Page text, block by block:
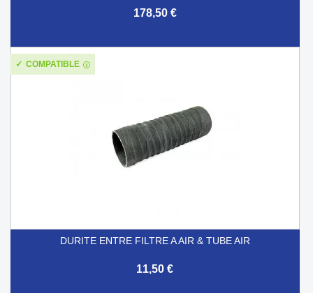
178,50 €
DURITE ENTRE FILTRE A AIR & TUBE AIR
11,50 €
COMPATIBLE